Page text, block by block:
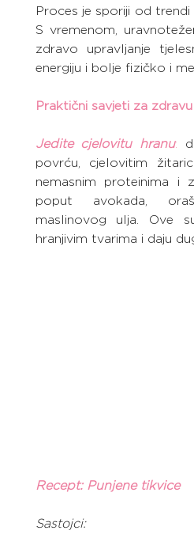
Proces je sporiji od trendi
S vremenom,
zdravo upravljanje
energiju i bolje fizičko i
Praktični savjeti za
Jedite cjelovitu hranu:
povrću, cjelovitim
nemasnim proteinima i
poput avokada,
maslinovog ulja. Ove
hranjivim tvarima i daju
Recept: Punjene tikvice
Sastojci: